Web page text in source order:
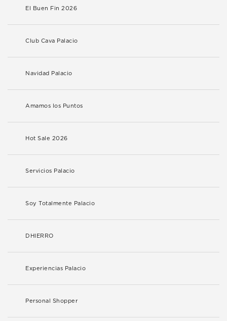
El Buen Fin 2026
Club Cava Palacio
Navidad Palacio
Amamos los Puntos
Hot Sale 2026
Servicios Palacio
Soy Totalmente Palacio
DHIERRO
Experiencias Palacio
Personal Shopper